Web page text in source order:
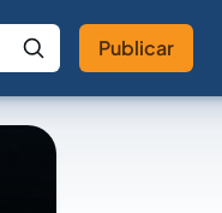
Publicar